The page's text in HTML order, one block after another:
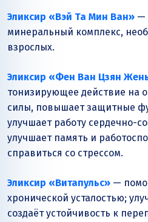
Эликсир «Вэй Та Мин Ван» —
минеральный комплекс,
взрослых.
Эликсир «Фен Ван Цзян
тонизирующее действие на
силы, повышает защитные
улучшает работу сердечно-
улучшает память и
справиться со стрессом.
Эликсир «Витапульс» —
хронической усталостью;
создаёт устойчивость к